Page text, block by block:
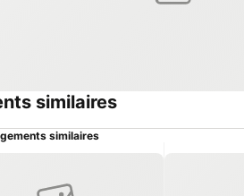
similaires
similaires